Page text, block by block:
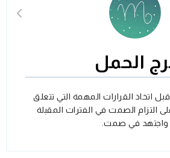
الحمل
اتخاذ القرارات المهمة التي تتعلق
التزام الصمت في الفترات المقبلة
واجتهد في صمت.